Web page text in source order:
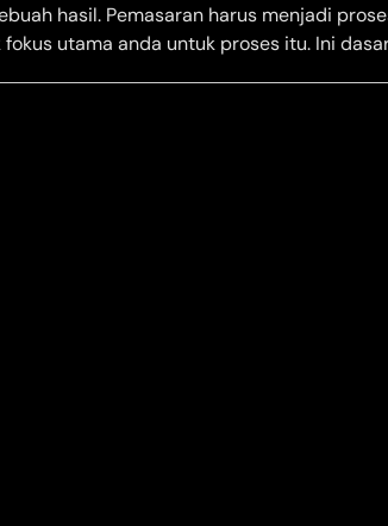
hasil. Pemasaran harus menjadi
utama anda untuk proses itu. Ini